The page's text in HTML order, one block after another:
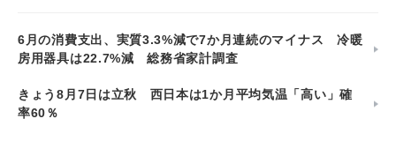
6月の消費支出、実質3.3%減で7か月連続のマイナス 冷暖
房用器具は22.7%減 総務省家計調査
きょう8月7日は立秋 西日本は1か月平均気温「高い」確
率60％